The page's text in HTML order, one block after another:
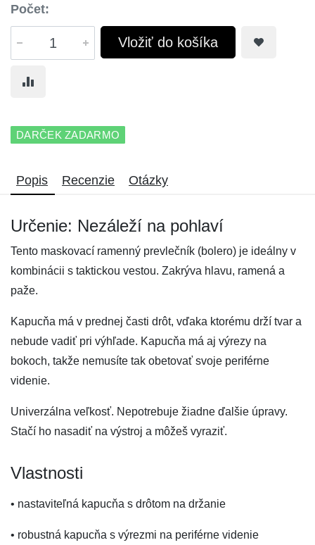
Počet:
Vložiť do košíka
DARČEK ZADARMO
Popis Recenzie Otázky
Určenie: Nezáleží na pohlaví
Tento maskovací ramenný prevlečník (bolero) je ideálny v
kombinácii s taktickou vestou. Zakrýva hlavu, ramená a
paže.
Kapucňa má v prednej časti drôt, vďaka ktorému drží tvar a
nebude vadiť pri výhľade. Kapucňa má aj výrezy na
bokoch, takže nemusíte tak obetovať svoje periférne
videnie.
Univerzálna veľkosť. Nepotrebuje žiadne ďalšie úpravy.
Stačí ho nasadiť na výstroj a môžeš vyraziť.
Vlastnosti
• nastaviteľná kapucňa s drôtom na držanie
• robustná kapucňa s výrezmi na periférne videnie